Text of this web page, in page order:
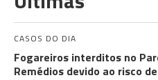
CASOS DO DIA
Fogareiros interditos no
Remédios devido ao risco